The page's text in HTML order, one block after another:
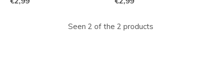
Seen 2 of the 2 products